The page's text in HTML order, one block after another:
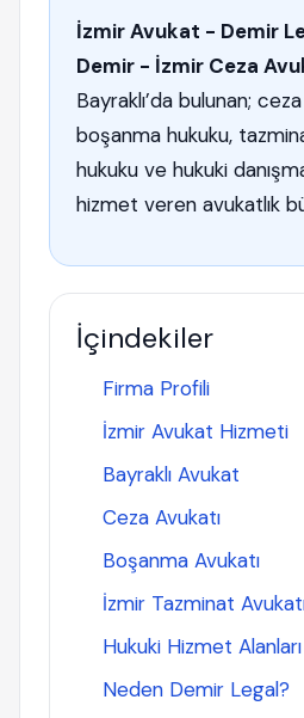
İzmir Avukat - Demir
Demir - İzmir Ceza
Bayraklı’da bulunan;
boşanma hukuku,
hukuku ve hukuki
hizmet veren avukatlık
İçindekiler
Firma Profili
İzmir Avukat Hizmeti
Bayraklı Avukat
Ceza Avukatı
Boşanma Avukatı
İzmir Tazminat
Hukuki Hizmet Alanları
Neden Demir Legal?